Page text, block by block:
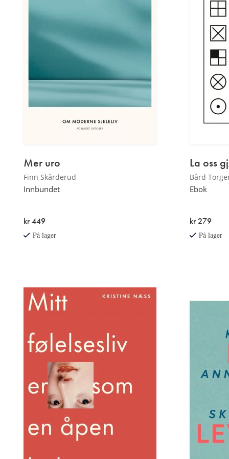
Mer uro
Finn Skårderud
Innbundet
kr 449
På lager
La oss
Bård
Ebok
kr 279
På lager